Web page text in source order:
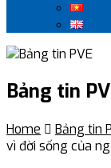
Bảng tin
Home  Bảng tin
vì đời sống của